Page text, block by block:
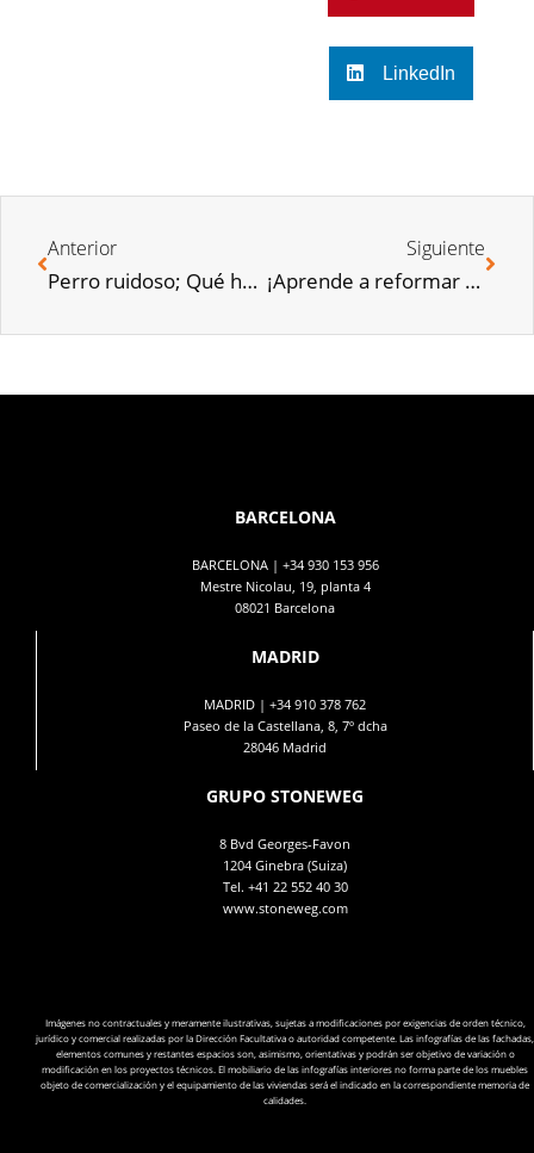
LinkedIn
Anterior
Perro ruidoso; Qué hacer si el perro del vecino es molesto
Siguiente
¡Aprende a reformar tu baño sin hacer obras!
BARCELONA
BARCELONA | +34 930 153 956
Mestre Nicolau, 19, planta 4
08021 Barcelona
MADRID
MADRID | +34 910 378 762
Paseo de la Castellana, 8, 7º dcha
28046 Madrid
GRUPO STONEWEG
8 Bvd Georges-Favon
1204 Ginebra (Suiza)
Tel. +41 22 552 40 30
www.stoneweg.com
Imágenes no contractuales y meramente ilustrativas, sujetas a modificaciones por exigencias de orden técnico,
jurídico y comercial realizadas por la Dirección Facultativa o autoridad competente. Las infografías de las fachadas,
elementos comunes y restantes espacios son, asimismo, orientativas y podrán ser objetivo de variación o
modificación en los proyectos técnicos. El mobiliario de las infografías interiores no forma parte de los muebles
objeto de comercialización y el equipamiento de las viviendas será el indicado en la correspondiente memoria de
calidades.